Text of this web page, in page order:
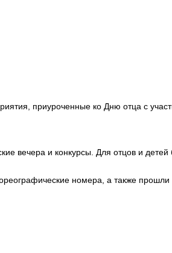
приуроченные ко Дню отца с
вечера и конкурсы. Для отцов и
номера, а также прошли